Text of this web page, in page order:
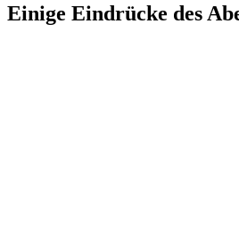
Einige Eindrücke des